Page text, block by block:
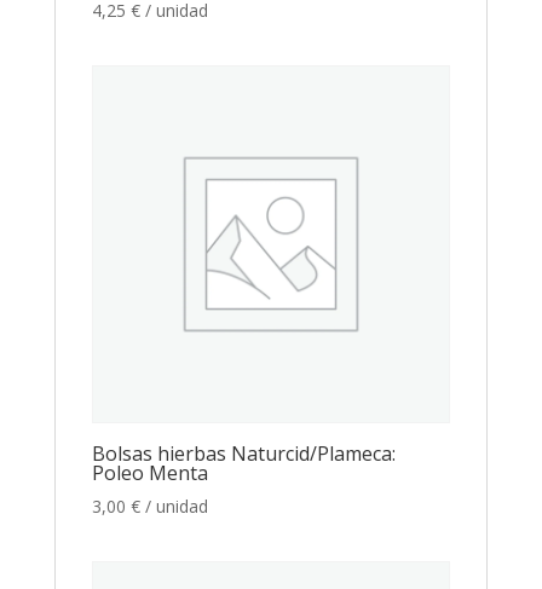
4,25 € / unidad
Bolsas hierbas Naturcid/Plameca:
Poleo Menta
3,00 € / unidad